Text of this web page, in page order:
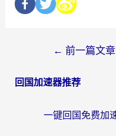
← 前一篇文章
回国加速器推荐